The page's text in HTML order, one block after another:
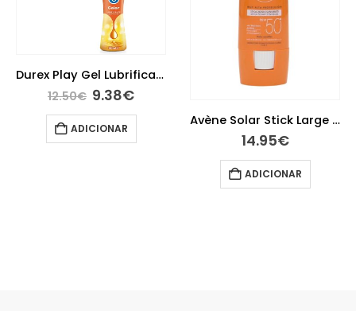
Durex Play Gel Lubrificante Efeito Calor 50ml
12.50€ 9.38€
ADICIONAR
Avène Solar Stick Large 50+ 8g
14.95€
ADICIONAR